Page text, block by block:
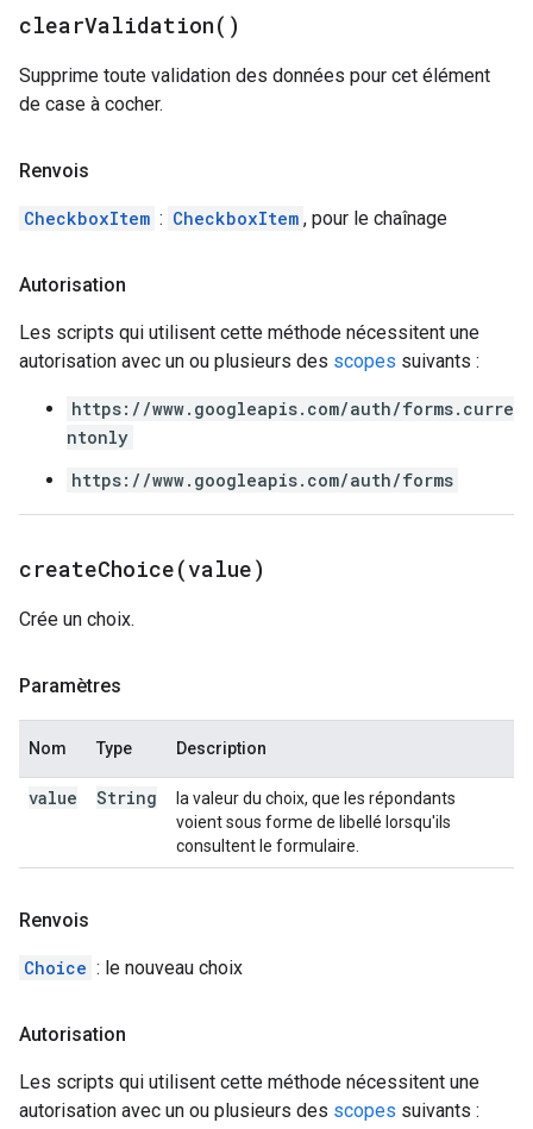
clearValidation( )
Supprime toute validation des données pour cet élément
de case à cocher.
Renvois
CheckboxItem : CheckboxItem , pour le chaînage
Autorisation
Les scripts qui utilisent cette méthode nécessitent une
autorisation avec un ou plusieurs des scopes suivants :
https://www.googleapis.com/auth/forms.curre
ntonly
https://www.googleapis.com/auth/forms
createChoice(value)
Crée un choix.
Paramètres
Nom Type Description
value String
la valeur du choix, que les répondants
voient sous forme de libellé lorsqu'ils
consultent le formulaire.
Renvois
Choice : le nouveau choix
Autorisation
Les scripts qui utilisent cette méthode nécessitent une
autorisation avec un ou plusieurs des scopes suivants :